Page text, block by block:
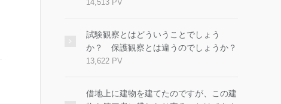
14,513 PV
試験観察とはどういうことでしょう
か？ 保護観察とは違うのでしょうか？
13,622 PV
借地上に建物を建てたのですが、この建